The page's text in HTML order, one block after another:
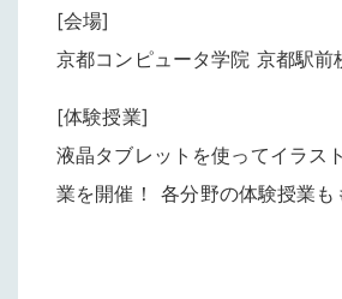
[会場]
京都コンピュータ学院 京都駅前
[体験授業]
液晶タブレットを使ってイラス
業を開催 ！ 各分野の体験授業も